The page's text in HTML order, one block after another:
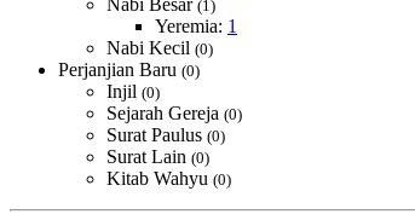
Nabi Besar (1)
Yeremia: 1
Nabi Kecil (0)
Perjanjian Baru (0)
Injil (0)
Sejarah Gereja (0)
Surat Paulus (0)
Surat Lain (0)
Kitab Wahyu (0)